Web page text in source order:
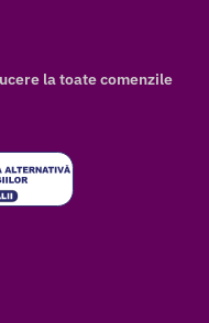
la toate comenzile